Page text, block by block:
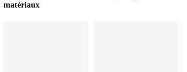
matériaux